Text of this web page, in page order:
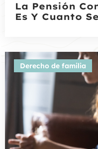
La Pensión
Es Y Cuanto
Derecho de familia